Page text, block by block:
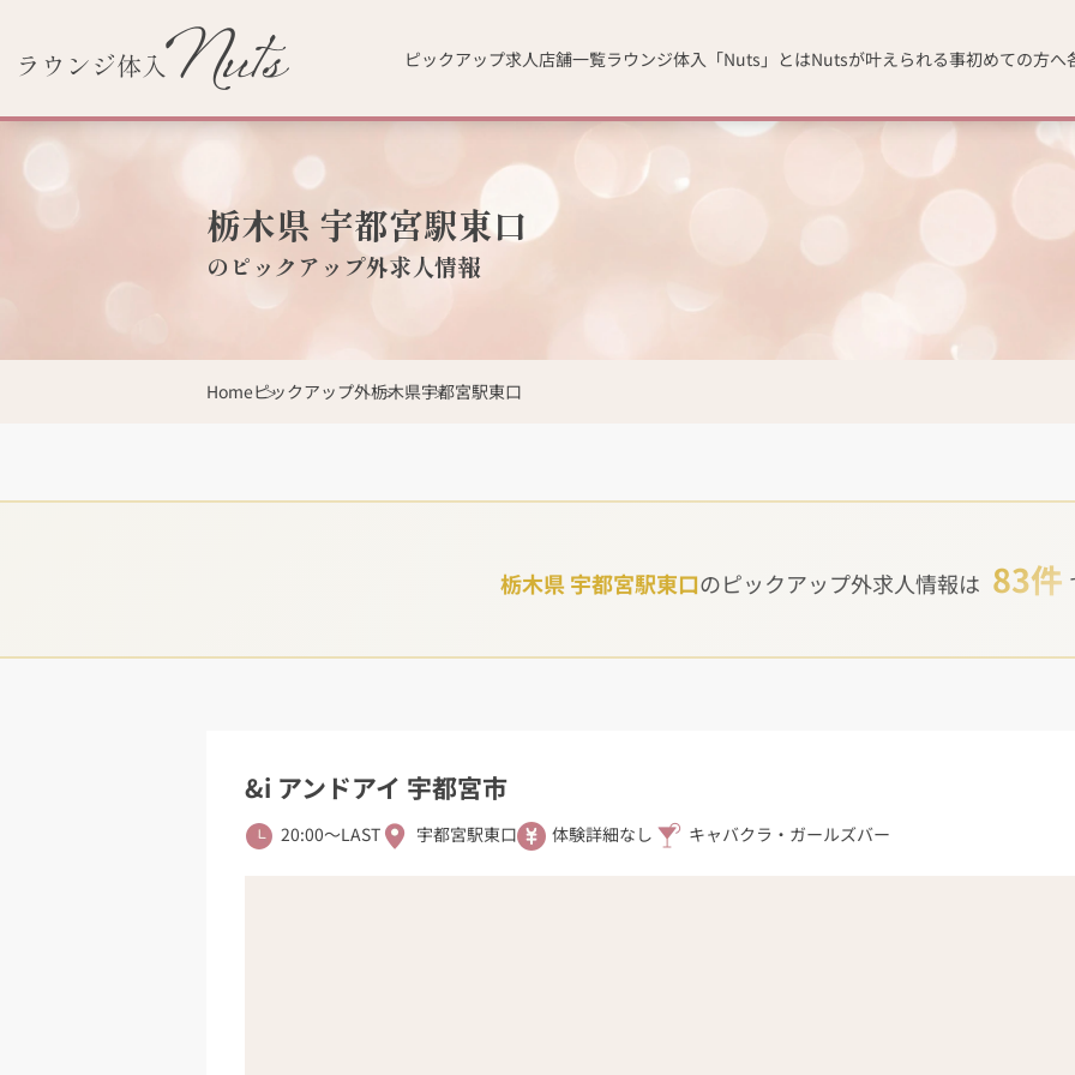
ピックアップ求人店舗一覧ラウンジ体入「Nuts」とはNutsが叶えられる事初めての方へ
栃木県 宇都宮駅東口
のピックアップ外求人情報
Homeピックアップ外栃木県宇都宮駅東口
栃木県 宇都宮駅東口のピックアップ外求人情報は 83件
&i アンドアイ 宇都宮市
20:00〜LAST 宇都宮駅東口 体験詳細なし キャバクラ・ガールズバー